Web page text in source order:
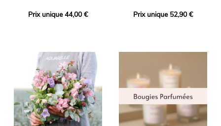
Prix unique 44,00 € Prix unique 52,90 €